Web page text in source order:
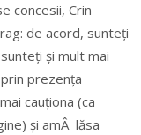
concesii, Crin
de acord, sunteți
și mult mai
prezența
cauționa (ca
și amÂ lăsa